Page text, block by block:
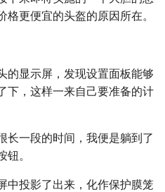
更便宜的头盔的原因所在。
的显示屏，发现设置面板能够
下，这样一来自己要准备的计
长一段的时间，我便是躺到了
。
中投影了出来，化作保护膜笼